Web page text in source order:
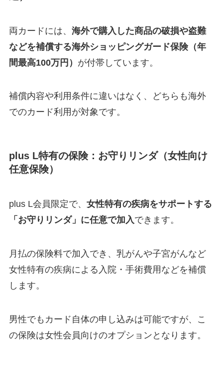
両カードには、 海外で購入した商品の破損や盗難
などを補償する海外ショッピングガード保険（年
間最高100万円） が付帯しています。
補償内容や利用条件に違いはなく、どちらも海外
でのカード利用が対象です。
plus L特有の保険：お守りリンダ（女性向け
任意保険）
plus L会員限定で、 女性特有の疾病をサポートする
「お守りリンダ」に任意で加入できます。
月払の保険料で加入でき、乳がんや子宮がんなど
女性特有の疾病による入院・手術費用などを補償
します。
男性でもカード自体の申し込みは可能ですが、こ
の保険は女性会員向けのオプションとなります。